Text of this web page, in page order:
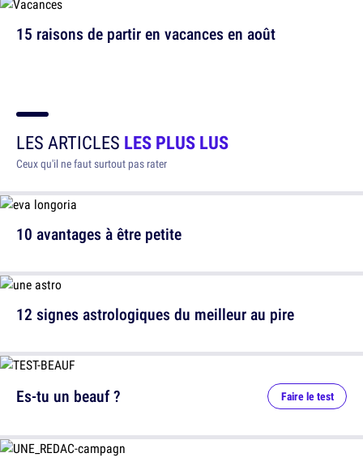
15 raisons de partir en vacances en août
LES ARTICLES LES PLUS LUS
Ceux qu'il ne faut surtout pas rater
10 avantages à être petite
12 signes astrologiques du meilleur au pire
Es-tu un beauf ? Faire le test